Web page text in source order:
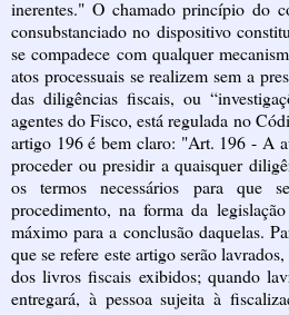
inerentes." O chamado princípio do
consubstanciado no dispositivo
se compadece com qualquer
atos processuais se realizem sem a
das diligências fiscais, ou
agentes do Fisco, está regulada no
artigo 196 é bem claro: "Art. 196 - A
proceder ou presidir a quaisquer
os termos necessários para que
procedimento, na forma da
máximo para a conclusão daquelas.
que se refere este artigo serão
dos livros fiscais exibidos; quando
entregará, à pessoa sujeita à